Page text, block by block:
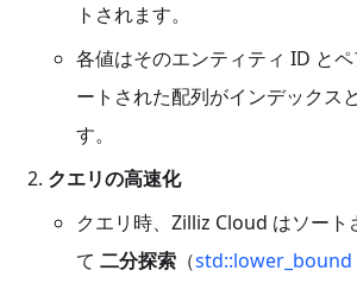
トされます。
各値はそのエンティティ ID と
ートされた配列がインデックス
す。
クエリの高速化
クエリ時、Zilliz Cloud はソート
て 二分探索 （std::lower_bound